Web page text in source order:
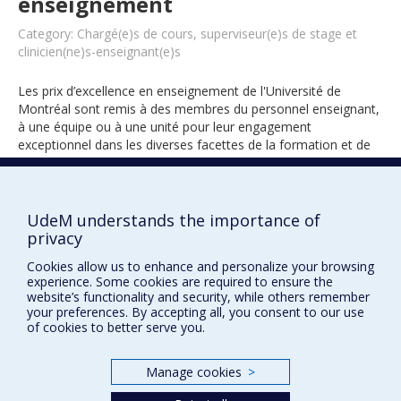
Category: Chargé(e)s de cours, superviseur(e)s de stage et
clinicien(ne)s-enseignant(e)s
Les prix d’excellence en enseignement de l'Université de
Montréal sont remis à des membres du personnel enseignant,
à une équipe ou à une unité pour leur engagement
exceptionnel dans les diverses facettes de la formation et de
l’encadrement des étudiants.
UdeM understands the importance of
privacy
Cookies allow us to enhance and personalize your browsing
experience. Some cookies are required to ensure the
website’s functionality and security, while others remember
your preferences. By accepting all, you consent to our use
of cookies to better serve you.
Manage cookies >